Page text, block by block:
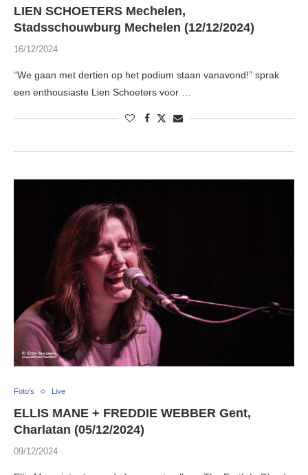
LIEN SCHOETERS Mechelen,
Stadsschouwburg Mechelen (12/12/2024)
16/12/2024
“We gaan met dertien op het podium staan vanavond!” sprak
een enthousiaste Lien Schoeters voor …
Foto's Live
ELLIS MANE + FREDDIE WEBBER Gent,
Charlatan (05/12/2024)
09/12/2024